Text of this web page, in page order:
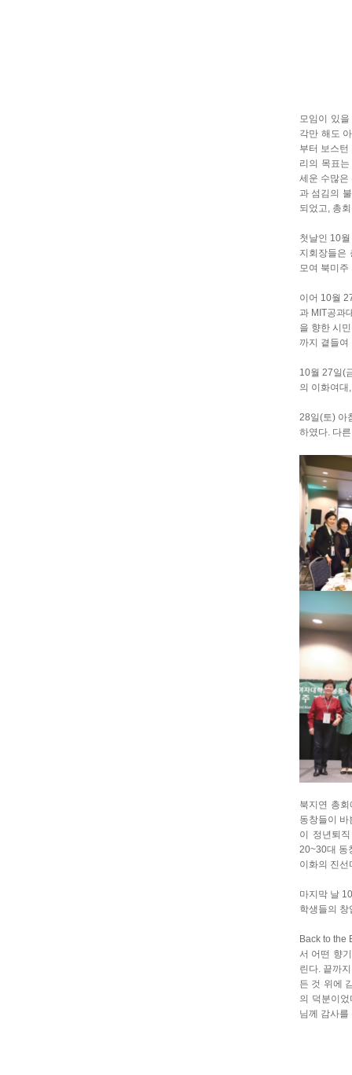
모임이 있
각만 해도
부터 보스턴
리의 목표
세운 수많은
과 섬김의
되었고, 총
첫날인 10
지회장들은
모여 북미주
이어 10월
과 MIT공과
을 향한 시
까지 곁들여
10월 27일(
의 이화여대
28일(토) 아
하였다. 다
북지연 총
동창들이
이 정년퇴
20~30대 동
이화의 진선
마지막 날
학생들의
Back to the
서 어떤 향
린다. 끝까
든 것 위에
의 덕분이
님께 감사를